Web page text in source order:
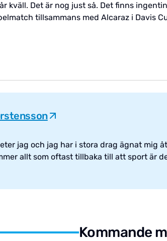
kväll. Det är nog just så. Det finns
tillsammans med Alcaraz i Davis
jag och jag har i stora drag ägnat mig
allt som oftast tillbaka till att sport är
Kommande